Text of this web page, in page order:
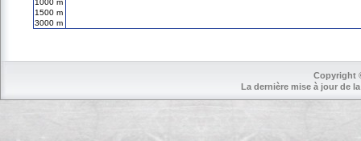
1000 m
1500 m
3000 m
Copyright
La dernière mise à jour de